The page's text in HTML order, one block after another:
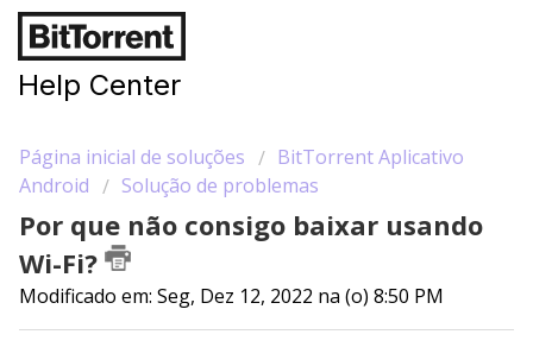
Help Center
Página inicial de soluções
BitTorrent Aplicativo
Android
Solução de problemas
Por que não consigo baixar usando
Wi-Fi?
Modificado em: Seg, Dez 12, 2022 na (o) 8:50 PM